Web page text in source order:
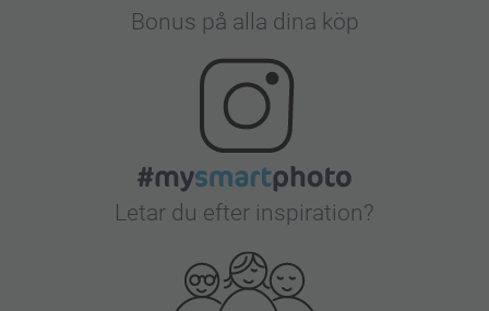
Bonus på alla dina köp
Letar du efter inspiration?